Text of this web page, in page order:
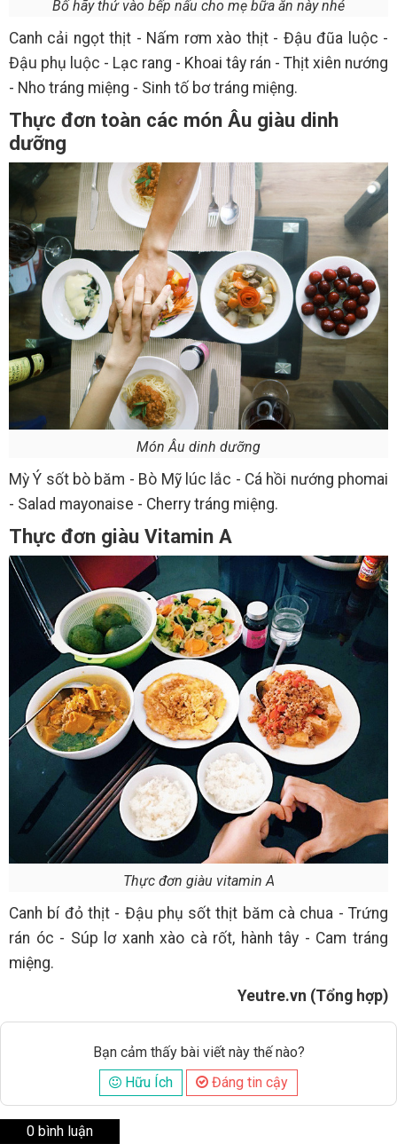
Bố hãy thử vào bếp nấu cho mẹ bữa ăn này nhé
Canh cải ngọt thịt - Nấm rơm xào thịt - Đậu đũa luộc -
Đậu phụ luộc - Lạc rang - Khoai tây rán - Thịt xiên nướng
- Nho tráng miệng - Sinh tố bơ tráng miệng.
Thực đơn toàn các món Âu giàu dinh
dưỡng
Món Âu dinh dưỡng
Mỳ Ý sốt bò băm - Bò Mỹ lúc lắc - Cá hồi nướng phomai
- Salad mayonaise - Cherry tráng miệng.
Thực đơn giàu Vitamin A
Thực đơn giàu vitamin A
Canh bí đỏ thịt - Đậu phụ sốt thịt băm cà chua - Trứng
rán óc - Súp lơ xanh xào cà rốt, hành tây - Cam tráng
miệng.
Yeutre.vn (Tổng hợp)
Bạn cảm thấy bài viết này thế nào?
Hữu Ích
Đáng tin cậy
0 bình luận